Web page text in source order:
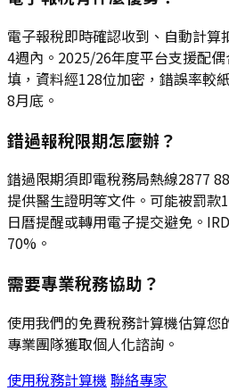
電子報稅即時確認收到、自動計
4週內。2025/26年度平台支援配
填，資料經128位加密，錯誤率較
8月底。
錯過報稅限期怎麼辦？
錯過限期須即電稅務局熱線2877
提供醫生證明等文件。可能被罰款
日曆提醒或轉用電子提交避免。
70%。
需要專業稅務協助？
使用我們的免費稅務計算機估算您
專業團隊獲取個人化諮詢。
使用稅務計算機 聯絡專家